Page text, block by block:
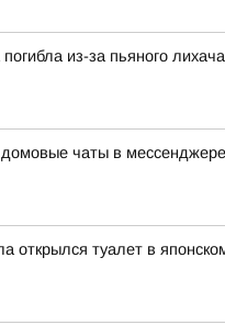
из-за пьяного
чаты в
открылся туалет в